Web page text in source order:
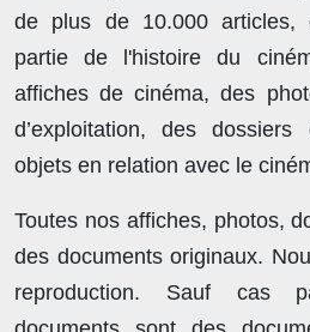
de plus de 10.000 articles,
partie de l'histoire du
affiches de cinéma, des
d’exploitation, des
objets en relation avec le
Toutes nos affiches, photos,
des documents originaux.
reproduction. Sauf cas